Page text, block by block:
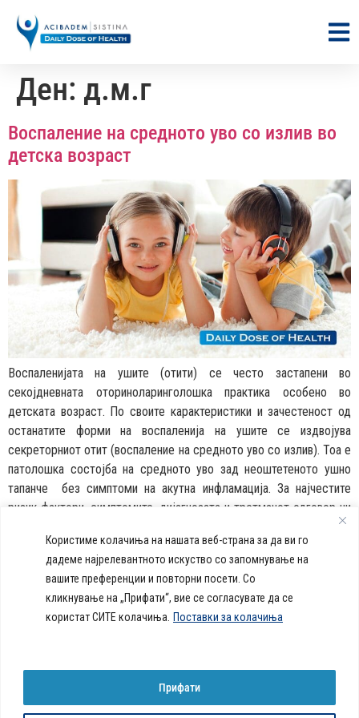
Користиме колачиња на нашата веб-страна за да ви го
дадеме најрелевантното искуство со запомнување на
вашите преференции и повторни посети. Со
кликнување на „Прифати“, вие се согласувате да се
користат СИТЕ колачиња. Поставки за колачиња
Прифати
Ден: д.м.г
Воспаление на средното уво со излив во
детска возраст
Воспаленијата на ушите (отити) се често застапени во
секојдневната оториноларинголошка практика особено во
детската возраст. По своите карактеристики и зачестеност од
останатите форми на воспаленија на ушите се издвојува
секреторниот отит (воспаление на средното уво со излив). Тоа е
патолошка состојба на средното уво зад неоштетеното ушно
тапанче без симптоми на акутна инфламација. За најчестите
ризик фактори, симптомите, дијагнозата и третманот одговор ни
даде прим. д-р Борислав Гогушевски, оториноларинголог од
Клиничката болница „Аџибадем Систина“.
Daily Dose Of Health -
портал кој ќе ви ги одговори
сите прашања за вашето
здравје и ќе ви даде совети
callcenter@acibademsistina.mk
+ 389 2 30 99 500